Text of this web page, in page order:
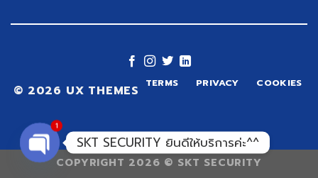
© 2026 UX THEMES TERMS PRIVACY COOKIES
COPYRIGHT 2026 © SKT SECURITY
SKT SECURITY ยินดีให้บริการค่ะ^^
1